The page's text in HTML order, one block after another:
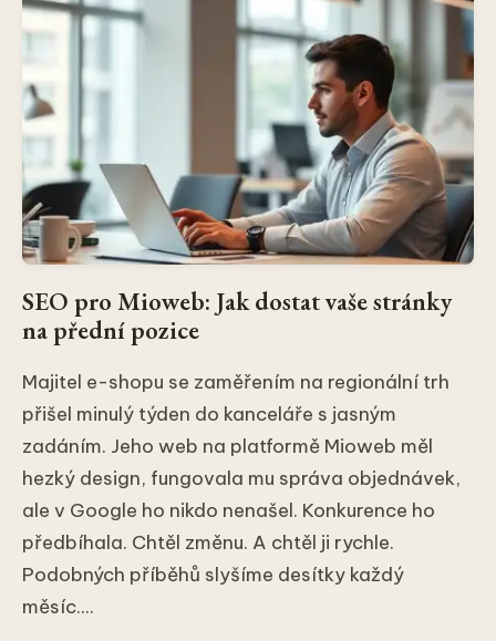
SEO pro Mioweb: Jak dostat vaše stránky
na přední pozice
Majitel e-shopu se zaměřením na regionální trh
přišel minulý týden do kanceláře s jasným
zadáním. Jeho web na platformě Mioweb měl
hezký design, fungovala mu správa objednávek,
ale v Google ho nikdo nenašel. Konkurence ho
předbíhala. Chtěl změnu. A chtěl ji rychle.
Podobných příběhů slyšíme desítky každý
měsíc....